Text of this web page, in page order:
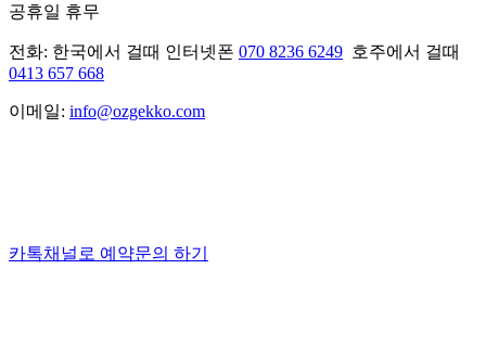
공휴일 휴무
전화: 한국에서 걸때 인터넷폰 070 8236 6249 호주에서 걸때
0413 657 668
이메일: info@ozgekko.com
카톡채널로 예약문의 하기